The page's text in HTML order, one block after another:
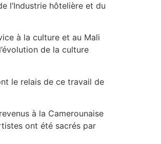
l’Industrie hôtelière et du
à la culture et au Mali
de la culture
le relais de ce travail de
à la Camerounaise
ont été sacrés par